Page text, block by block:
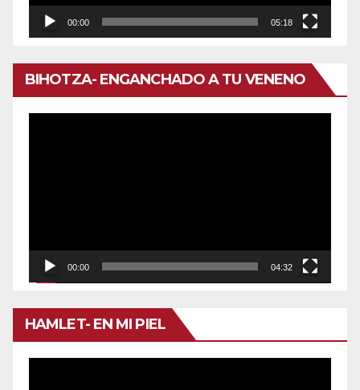
00:00 05:18
BIHOTZA- ENGANCHADO A TU VENENO
00:00 04:32
HAMLET- EN MI PIEL